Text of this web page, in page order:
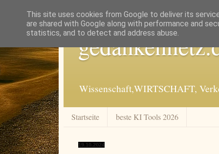
Wissenschaft,WIRTSCHAFT,
Startseite beste KI Tools 2026
19.10.2024
This site uses cookies from Google to deliver its
are shared with Google along with performance and
statistics, and to detect and address abuse.